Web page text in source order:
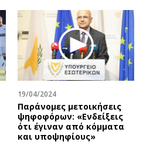
19/04/2024
Παράνομες μετοικήσεις
ψηφοφόρων: «Ενδείξεις
ότι έγιναν από κόμματα
και υποψηφίους»